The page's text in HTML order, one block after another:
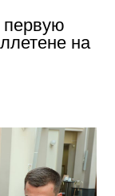
первую
на